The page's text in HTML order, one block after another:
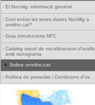
- El Nocmig- informació general
- Com entrar les teves dades NocMig a
ornitho.cat?
- Guia introductòria NFC
- Catàleg visual de vocalitzacions d'ocells
amb sonograma
Sobre ornitho.cat
- Política de privacitat i Condicions d'ús